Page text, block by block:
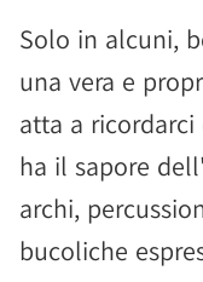
Solo in alcuni,
una vera e
atta a
ha il sapore
archi,
bucoliche